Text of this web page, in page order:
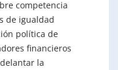
competencia
de igualdad
política de
financieros
la